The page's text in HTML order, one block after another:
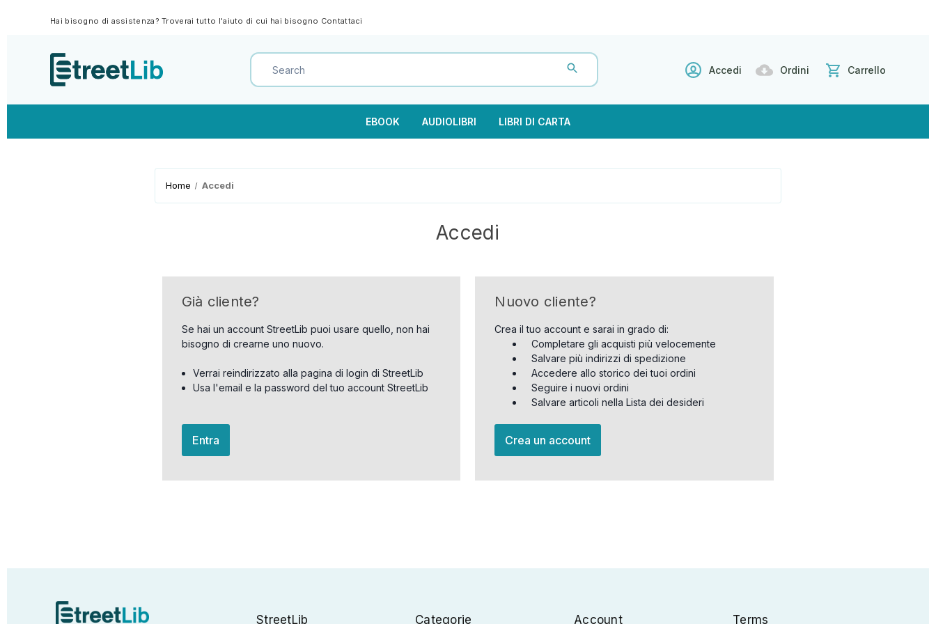
Hai bisogno di assistenza? Troverai tutto l'aiuto di cui hai bisogno Contattaci
Accedi Ordini Carrello
EBOOK AUDIOLIBRI LIBRI DI CARTA
Home Accedi
Accedi
Già cliente?
Se hai un account StreetLib puoi usare quello, non hai
bisogno di crearne uno nuovo.
Verrai reindirizzato alla pagina di login di StreetLib
Usa l'email e la password del tuo account StreetLib
Entra
Nuovo cliente?
Crea il tuo account e sarai in grado di:
Completare gli acquisti più velocemente
Salvare più indirizzi di spedizione
Accedere allo storico dei tuoi ordini
Seguire i nuovi ordini
Salvare articoli nella Lista dei desideri
Crea un account
StreetLib Categorie Account Terms